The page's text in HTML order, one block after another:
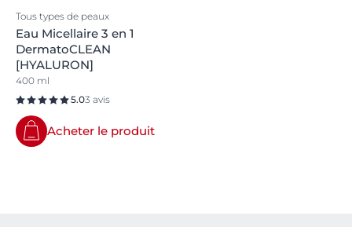
Tous types de peaux
Eau Micellaire 3 en 1
DermatoCLEAN
[HYALURON]
400 ml
5.03 avis
Acheter le produit